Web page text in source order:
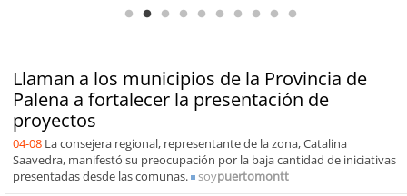
Llaman a los municipios de la Provincia de
Palena a fortalecer la presentación de
proyectos
04-08 La consejera regional, representante de la zona, Catalina
Saavedra, manifestó su preocupación por la baja cantidad de iniciativas
presentadas desde las comunas.
soypuertomontt